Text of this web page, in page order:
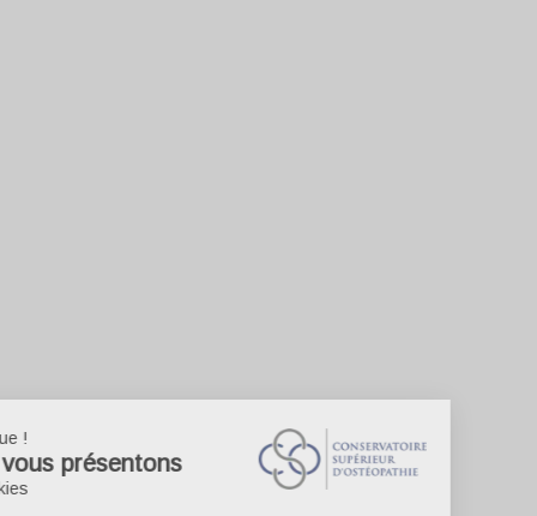
Bienvenue !
Nous vous présentons
Les cookies